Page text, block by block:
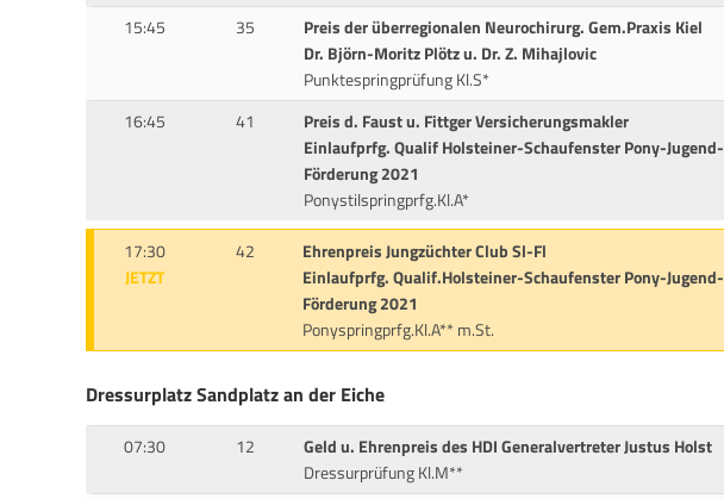
15:45 35
Preis der überregionalen Neurochirurg. Gem.Praxis Kiel
Dr. Björn-Moritz Plötz u. Dr. Z. Mihajlovic
Punktespringprüfung Kl.S*
16:45 41
Preis d. Faust u. Fittger Versicherungsmakler
Einlaufprfg. Qualif Holsteiner-Schaufenster Pony-Jugend-
Förderung 2021
Ponystilspringprfg.Kl.A*
17:30
JETZT
42
Ehrenpreis Jungzüchter Club Sl-Fl
Einlaufprfg. Qualif.Holsteiner-Schaufenster Pony-Jugend-
Förderung 2021
Ponyspringprfg.Kl.A** m.St.
Dressurplatz Sandplatz an der Eiche
07:30 12
Geld u. Ehrenpreis des HDI Generalvertreter Justus Holst
Dressurprüfung Kl.M**